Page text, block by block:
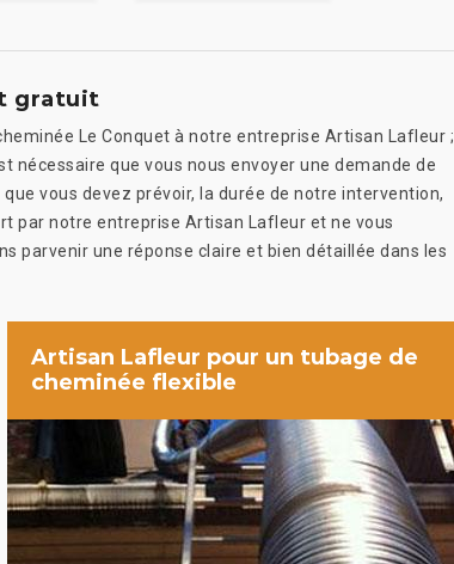
gratuit
Le Conquet à notre entreprise Artisan Lafleur ;
nécessaire que vous nous envoyer une demande de
vous devez prévoir, la durée de notre intervention,
par notre entreprise Artisan Lafleur et ne vous
parvenir une réponse claire et bien détaillée dans les
Artisan Lafleur pour un tubage de
cheminée flexible